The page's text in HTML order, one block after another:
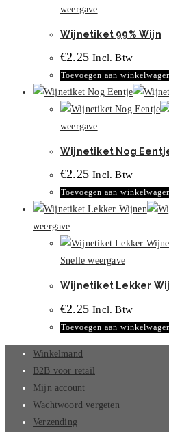
kan
worden
op
de
weergave
Wijnetiket 99% Wijn
€2.25 Incl. Btw
Toevoegen aan
weergave
Wijnetiket Nog
€2.25 Incl. Btw
Toevoegen aan
weergave
Snelle weergave
Wijnetiket Lekker
€2.25 Incl. Btw
Toevoegen aan
Winkelmand
B2B voor retail
Mijn account
Wachtwoord vergeten
Verzending